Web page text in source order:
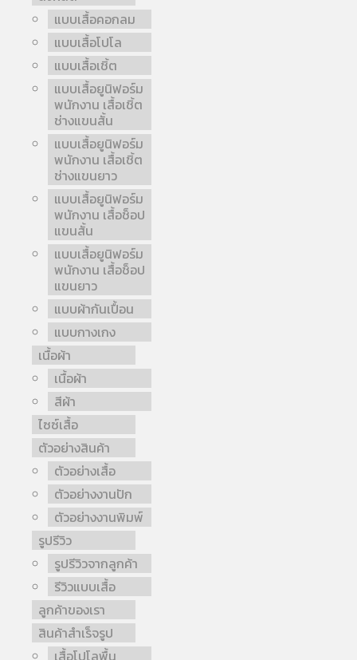
แบบเสื้อคอกลม
แบบเสื้อโปโล
แบบเสื้อเชิ้ต
แบบเสื้อยูนิฟอร์ม
พนักงาน เสื้อเชิ้ต
ช่างแขนสั้น
แบบเสื้อยูนิฟอร์ม
พนักงาน เสื้อเชิ้ต
ช่างแขนยาว
แบบเสื้อยูนิฟอร์ม
พนักงาน เสื้อช็อป
แขนสั้น
แบบเสื้อยูนิฟอร์ม
พนักงาน เสื้อช็อป
แขนยาว
แบบผ้ากันเปื้อน
แบบกางเกง
เนื้อผ้า
เนื้อผ้า
สีผ้า
ไซซ์เสื้อ
ตัวอย่างสินค้า
ตัวอย่างเสื้อ
ตัวอย่างงานปัก
ตัวอย่างงานพิมพ์
รูปรีวิว
รูปรีวิวจากลูกค้า
รีวิวแบบเสื้อ
ลูกค้าของเรา
สินค้าสำเร็จรูป